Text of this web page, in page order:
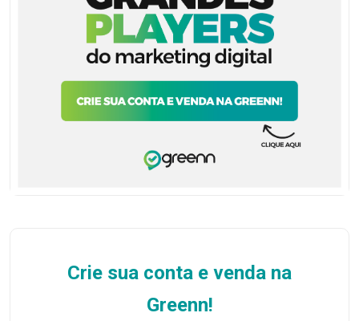
Crie sua conta e venda na
Greenn!